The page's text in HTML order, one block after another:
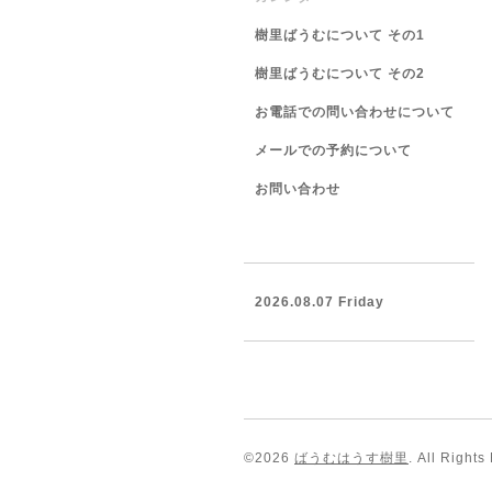
樹里ばうむについて その1
樹里ばうむについて その2
お電話での問い合わせについて
メールでの予約について
お問い合わせ
2026.08.07 Friday
©2026 ばうむはうす樹里 . All Rights